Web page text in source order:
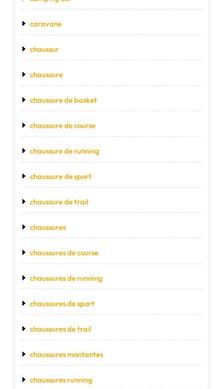
caravane
chaussur
chaussure
chaussure de basket
chaussure de course
chaussure de running
chaussure de sport
chaussure de trail
chaussures
chaussures de course
chaussures de running
chaussures de sport
chaussures de trail
chaussures montantes
chaussures running